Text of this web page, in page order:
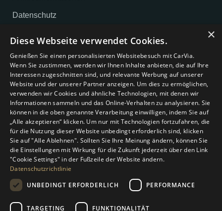
Datenschutz
AGB
Cookie-Einstellungen
Unternehmen
Über uns
Magazin
Kontakt
Gutschein
×
Diese Webseite verwendet Cookies.
Genießen Sie einen personalisierten Websitebesuch mit CarVia.
Wenn Sie zustimmen, werden wir Ihnen Inhalte anbieten, die auf Ihre
Interessen zugeschnitten sind, und relevante Werbung auf unserer
Website und der unserer Partner anzeigen. Um dies zu ermöglichen,
verwenden wir Cookies und ähnliche Technologien, mit denen wir
Informationen sammeln und das Online-Verhalten zu analysieren. Sie
können in die oben genannte Verarbeitung einwilligen, indem Sie auf
„Alle akzeptieren“ klicken. Um nur mit Technologien fortzufahren, die
für die Nutzung dieser Website unbedingt erforderlich sind, klicken
Sie auf "Alle Ablehnen". Sollten Sie Ihre Meinung ändern, können Sie
die Einstellungen mit Wirkung für die Zukunft jederzeit über den Link
"Cookie Settings" in der Fußzeile der Website ändern.
Datenschutzrichtlinie
UNBEDINGT ERFORDERLICH
PERFORMANCE
TARGETING FUNKTIONALITÄT